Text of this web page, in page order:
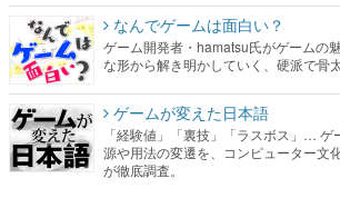
なんでゲームは面白い？
ゲーム開発者・hamatsu氏がゲームの
な形から解き明かしていく、硬派で骨
ゲームが変えた日本語
「経験値」「裏技」「ラスボス」… ゲ
源や用法の変遷を、コンピューター文
が徹底調査。